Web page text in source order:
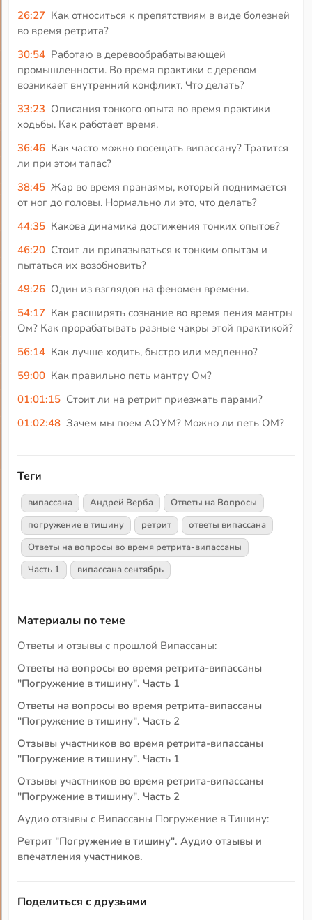
26:27 Как относиться к препятствиям в виде болезней
во время ретрита?
30:54 Работаю в деревообрабатывающей
промышленности. Во время практики с деревом
возникает внутренний конфликт. Что делать?
33:23 Описания тонкого опыта во время практики
ходьбы. Как работает время.
36:46 Как часто можно посещать випассану? Тратится
ли при этом тапас?
38:45 Жар во время пранаямы, который поднимается
от ног до головы. Нормально ли это, что делать?
44:35 Какова динамика достижения тонких опытов?
46:20 Стоит ли привязываться к тонким опытам и
пытаться их возобновить?
49:26 Один из взглядов на феномен времени.
54:17 Как расширять сознание во время пения мантры
Ом? Как прорабатывать разные чакры этой практикой?
56:14 Как лучше ходить, быстро или медленно?
59:00 Как правильно петь мантру Ом?
01:01:15 Стоит ли на ретрит приезжать парами?
01:02:48 Зачем мы поем АОУМ? Можно ли петь ОМ?
Теги
випассана Андрей Верба
Ответы на Вопросы
погружение в тишину
ретрит
ответы випассана
Ответы на вопросы во время ретрита-випассаны
Часть 1
випассана сентябрь
Материалы по теме
Ответы и отзывы с прошлой Випассаны:
Ответы на вопросы во время ретрита-випассаны
"Погружение в тишину". Часть 1
Ответы на вопросы во время ретрита-випассаны
"Погружение в тишину". Часть 2
Отзывы участников во время ретрита-випассаны
"Погружение в тишину". Часть 1
Отзывы участников во время ретрита-випассаны
"Погружение в тишину". Часть 2
Аудио отзывы с Випассаны Погружение в Тишину:
Ретрит "Погружение в тишину". Аудио отзывы и
впечатления участников.
Поделиться с друзьями